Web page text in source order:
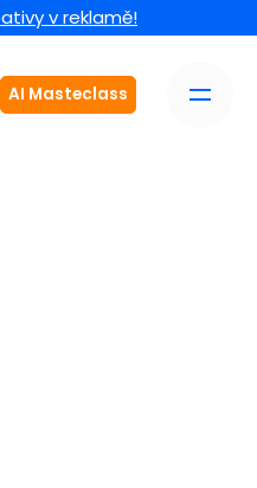
v reklamě!
AI Masteclass